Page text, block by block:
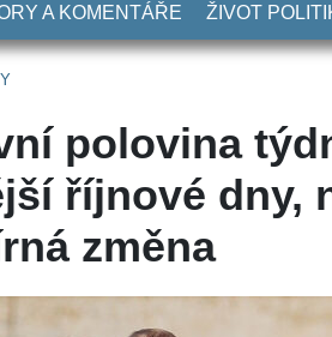
A KOMENTÁŘE ŽIVOT
polovina
říjnové dny,
změna